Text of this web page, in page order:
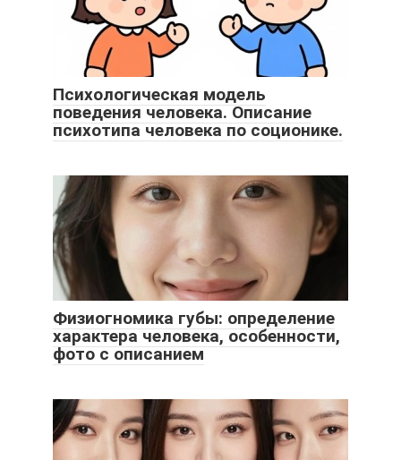
Психологическая модель
поведения человека. Описание
психотипа человека по соционике.
Физиогномика губы: определение
характера человека, особенности,
фото с описанием